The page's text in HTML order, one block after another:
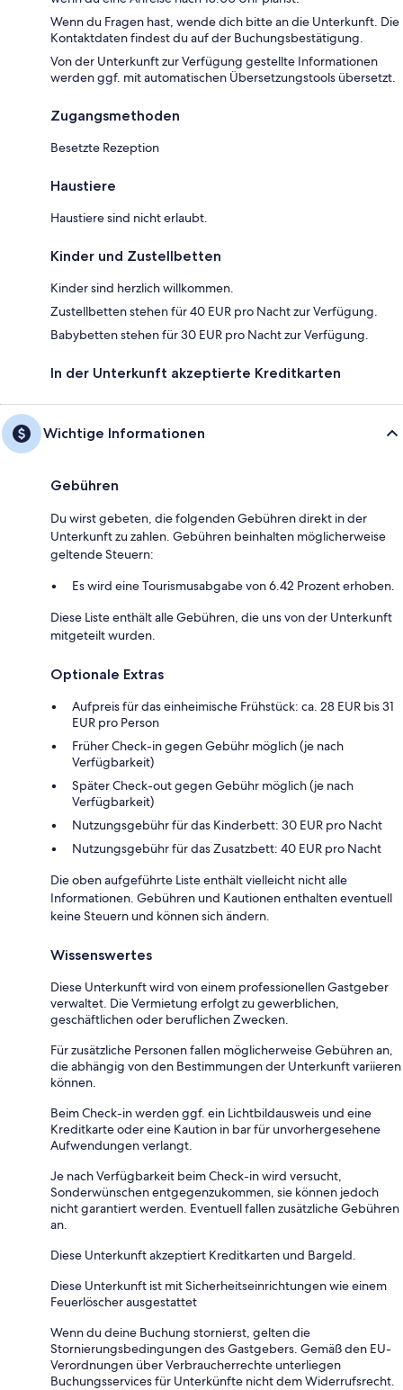
Wenn du Fragen hast, wende dich bitte an die Unterkunft. Die
Kontaktdaten findest du auf der Buchungsbestätigung.
Von der Unterkunft zur Verfügung gestellte Informationen
werden ggf. mit automatischen Übersetzungstools übersetzt.
Zugangsmethoden
Besetzte Rezeption
Haustiere
Haustiere sind nicht erlaubt.
Kinder und Zustellbetten
Kinder sind herzlich willkommen.
Zustellbetten stehen für 40 EUR pro Nacht zur Verfügung.
Babybetten stehen für 30 EUR pro Nacht zur Verfügung.
In der Unterkunft akzeptierte Kreditkarten
Wichtige Informationen
Gebühren
Du wirst gebeten, die folgenden Gebühren direkt in der
Unterkunft zu zahlen. Gebühren beinhalten möglicherweise
geltende Steuern:
Es wird eine Tourismusabgabe von 6.42 Prozent erhoben.
Diese Liste enthält alle Gebühren, die uns von der Unterkunft
mitgeteilt wurden.
Optionale Extras
Aufpreis für das einheimische Frühstück: ca. 28 EUR bis 31
EUR pro Person
Früher Check-in gegen Gebühr möglich (je nach
Verfügbarkeit)
Später Check-out gegen Gebühr möglich (je nach
Verfügbarkeit)
Nutzungsgebühr für das Kinderbett: 30 EUR pro Nacht
Nutzungsgebühr für das Zusatzbett: 40 EUR pro Nacht
Die oben aufgeführte Liste enthält vielleicht nicht alle
Informationen. Gebühren und Kautionen enthalten eventuell
keine Steuern und können sich ändern.
Wissenswertes
Diese Unterkunft wird von einem professionellen Gastgeber
verwaltet. Die Vermietung erfolgt zu gewerblichen,
geschäftlichen oder beruflichen Zwecken.
Für zusätzliche Personen fallen möglicherweise Gebühren an,
die abhängig von den Bestimmungen der Unterkunft variieren
können.
Beim Check-in werden ggf. ein Lichtbildausweis und eine
Kreditkarte oder eine Kaution in bar für unvorhergesehene
Aufwendungen verlangt.
Je nach Verfügbarkeit beim Check-in wird versucht,
Sonderwünschen entgegenzukommen, sie können jedoch
nicht garantiert werden. Eventuell fallen zusätzliche Gebühren
an.
Diese Unterkunft akzeptiert Kreditkarten und Bargeld.
Diese Unterkunft ist mit Sicherheitseinrichtungen wie einem
Feuerlöscher ausgestattet
Wenn du deine Buchung stornierst, gelten die
Stornierungsbedingungen des Gastgebers. Gemäß den EU-
Verordnungen über Verbraucherrechte unterliegen
Buchungsservices für Unterkünfte nicht dem Widerrufsrecht.